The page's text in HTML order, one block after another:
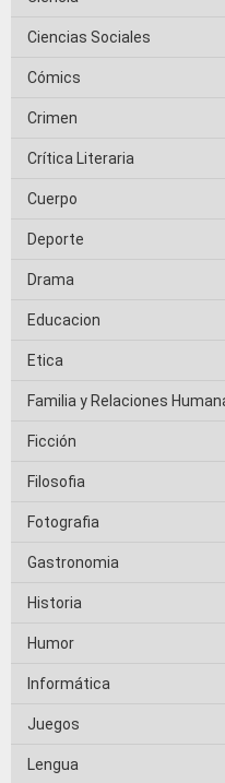
Ciencias Sociales
Cómics
Crimen
Crítica Literaria
Cuerpo
Deporte
Drama
Educacion
Etica
Familia y Relaciones
Ficción
Filosofia
Fotografia
Gastronomia
Historia
Humor
Informática
Juegos
Lengua